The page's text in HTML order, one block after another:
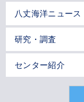
八丈海洋ニュース
研究・調査
センター紹介